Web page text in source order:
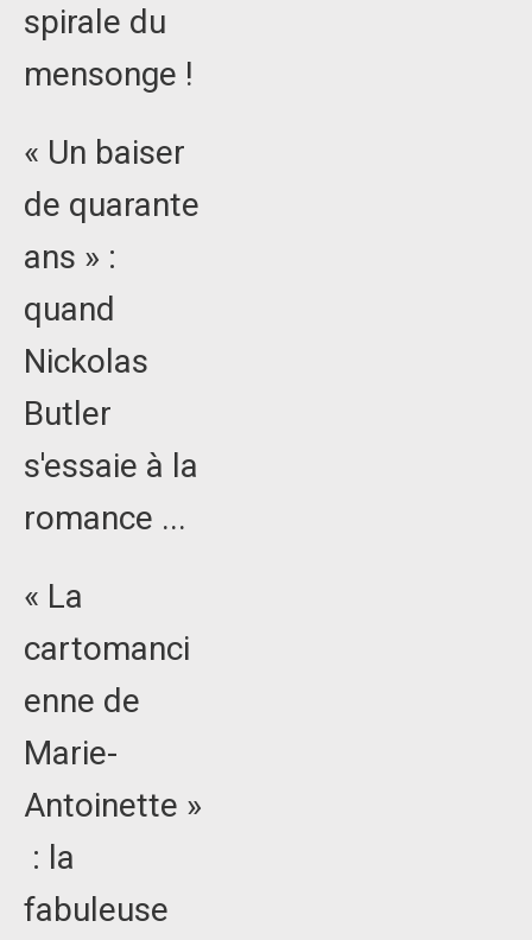
spirale du
mensonge !
« Un baiser
de quarante
ans » :
quand
Nickolas
Butler
s'essaie à la
romance ...
« La
cartomanci
enne de
Marie-
Antoinette »
: la
fabuleuse